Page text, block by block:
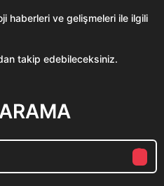
haberleri ve gelişmeleri ile ilgili
takip edebileceksiniz.